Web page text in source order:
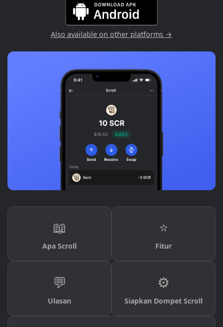
Also available on other platforms →
📖
Apa Scroll
⭐
Fitur
💬
Ulasan
⚙️
Siapkan Dompet Scroll